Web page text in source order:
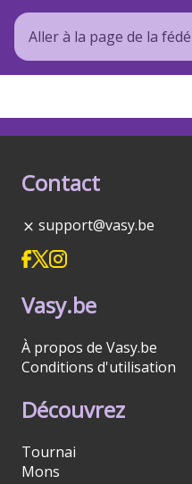
Aller à la page de la
Contact
support@vasy.be
Vasy.be
À propos de Vasy.be
Conditions d'utilisation
Découvrez
Tournai
Mons